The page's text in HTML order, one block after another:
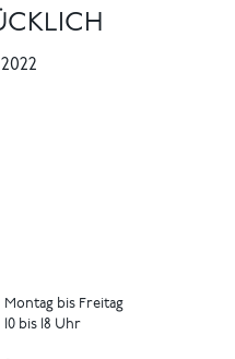
Montag bis Freitag
10 bis 18 Uhr